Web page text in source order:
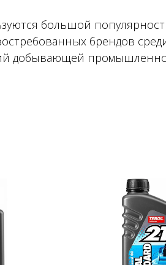
большой
брендов
добывающей